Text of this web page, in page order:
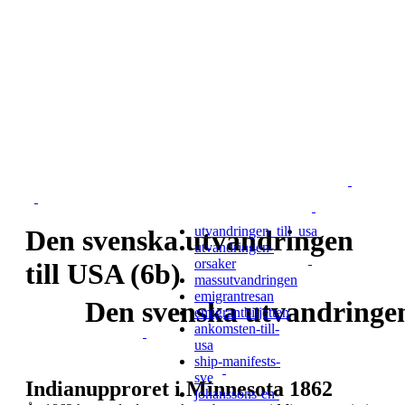
Den svenska
Indianupproret i Minnesota 1862
Den svenska utvandringen
till USA (6b)
utvandringen_till_usa
utvandringen-
orsaker
massutvandringen
emigrantresan
emigrantbiljetten
ankomsten-till-
usa
ship-manifests-
sve
johanssons-en-